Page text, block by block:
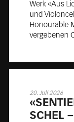
Werk «Aus
und
Honourable
vergebenen
20. Juli 2026
SCHEL